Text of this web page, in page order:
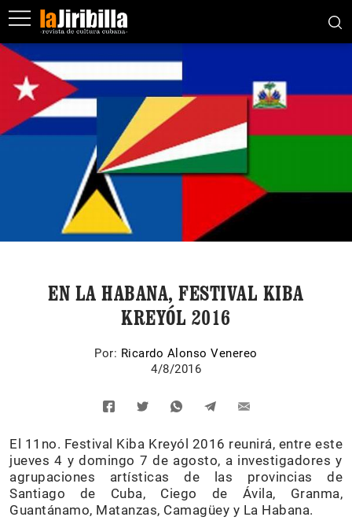
EN LA HABANA, FESTIVAL KIBA
KREYÓL 2016
Por: Ricardo Alonso Venereo
4/8/2016
El 11no. Festival Kiba Kreyól 2016 reunirá, entre este
jueves 4 y domingo 7 de agosto, a investigadores y
agrupaciones artísticas de las provincias de
Santiago de Cuba, Ciego de Ávila, Granma,
Guantánamo, Matanzas, Camagüey y La Habana.